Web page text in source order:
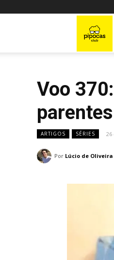
Voo
ARTIGOS SÉRIES 26
Por Lúcio de Oliveira